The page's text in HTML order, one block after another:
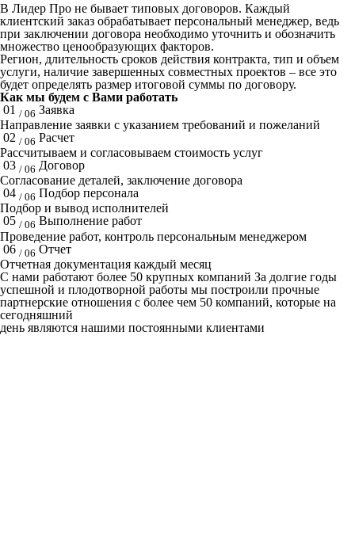
В Лидер Про не бывает типовых договоров. Каждый
клиентский заказ обрабатывает персональный менеджер, ведь
при заключении договора необходимо уточнить и обозначить
множество ценообразующих факторов.
Регион, длительность сроков действия контракта, тип и объем
услуги, наличие завершенных совместных проектов – все это
будет определять размер итоговой суммы по договору.
Как мы будем с Вами работать
01 / 06 Заявка
Направление заявки с указанием требований и пожеланий
02 / 06 Расчет
Рассчитываем и согласовываем стоимость услуг
03 / 06 Договор
Согласование деталей, заключение договора
04 / 06 Подбор персонала
Подбор и вывод исполнителей
05 / 06 Выполнение работ
Проведение работ, контроль персональным менеджером
06 / 06 Отчет
Отчетная документация каждый месяц
C нами работают более 50 крупных компаний За долгие годы
успешной и плодотворной работы мы построили прочные
партнерские отношения с более чем 50 компаний, которые на
сегодняшний
день являются нашими постоянными клиентами